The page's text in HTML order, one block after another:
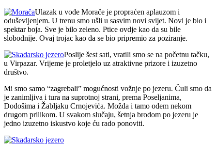
Ulazak u vode Morače je propraćen aplauzom i
oduševljenjem. U trenu smo ušli u sasvim novi svijet. Novi je bio i
spektar boja. Sve je bilo zeleno. Ptice ovdje kao da su bile
slobodnije. Ovaj trojac kao da se bio pripremio za poziranje.
Poslije šest sati, vratili smo se na početnu tačku,
u Virpazar. Vrijeme je proletjelo uz atraktivne prizore i izuzetno
društvo.
Mi smo samo “zagrebali” mogućnosti vožnje po jezeru. Čuli smo da
je zanimljiva i tura na suprotnoj strani, prema Poseljanima,
Dodošima i Žabljaku Crnojevića. Možda i tamo odem nekom
drugom prilikom. U svakom slučaju, šetnja brodom po jezeru je
jedno izuzetno iskustvo koje ću rado ponoviti.